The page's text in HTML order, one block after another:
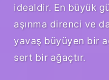
idealdir. En büyük
aşınma direnci ve
yavaş büyüyen bir
sert bir ağaçtır.